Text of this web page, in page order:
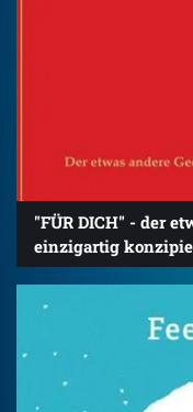
"FÜR DICH" - der
einzigartig